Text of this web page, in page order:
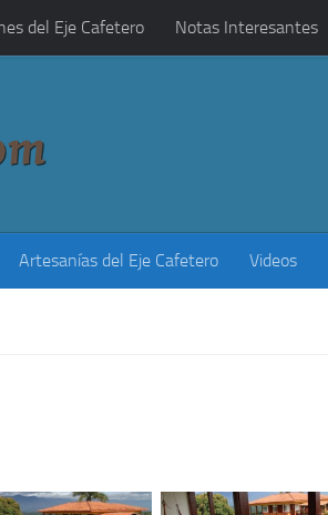
del Eje Cafetero Notas Interesantes
Artesanías del Eje Cafetero Videos